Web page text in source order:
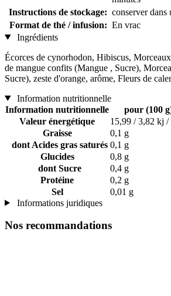
Instructions de stockage: conserver dans
Format de thé / infusion: En vrac
Ingrédients
Écorces de cynorhodon, Hibiscus,
de mangue confits (Mangue , Sucre),
Sucre), zeste d'orange, arôme, Fleurs de
Information nutritionnelle
Information nutritionnelle
pour (100
Valeur énergétique
15,99 / 3,82 kj /
Graisse
0,1 g
dont Acides gras saturés 0,1 g
Glucides
0,8 g
dont Sucre
0,4 g
Protéine
0,2 g
Sel
0,01 g
Informations juridiques
Nos recommandations